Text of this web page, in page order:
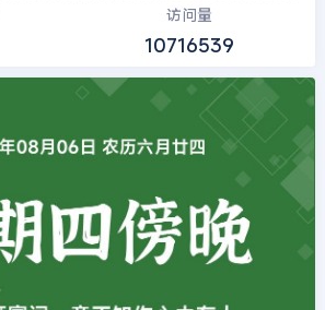
访问量
10716539